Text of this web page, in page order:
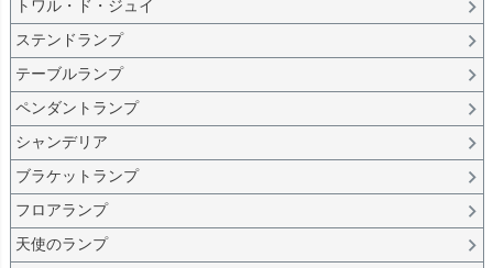
トワル・ド・ジュイ
ステンドランプ
テーブルランプ
ペンダントランプ
シャンデリア
ブラケットランプ
フロアランプ
天使のランプ
商品番号/JANコード
バンドル販売
予約商品
予約商品のみを表示
並び順